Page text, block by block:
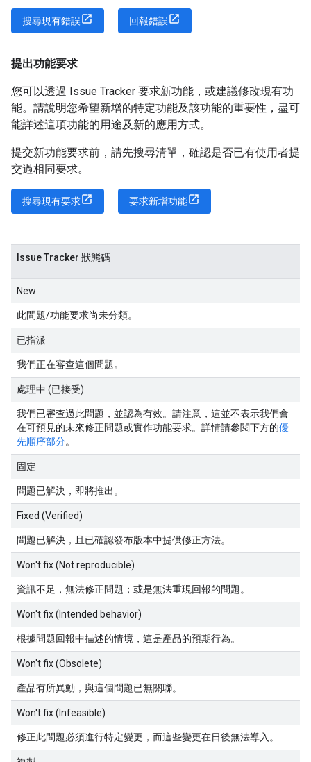
搜尋現有錯誤 回報錯誤
提出功能要求
您可以透過 Issue Tracker 要求新功能，或建議修改現有功
能。請說明您希望新增的特定功能及該功能的重要性，盡可
能詳述這項功能的用途及新的應用方式。
提交新功能要求前，請先搜尋清單，確認是否已有使用者提
交過相同要求。
搜尋現有要求 要求新增功能
Issue Tracker 狀態碼
New
此問題/功能要求尚未分類。
已指派
我們正在審查這個問題。
處理中 (已接受)
我們已審查過此問題，並認為有效。請注意，這並不表示我們會
在可預見的未來修正問題或實作功能要求。詳情請參閱下方的優
先順序部分。
固定
問題已解決，即將推出。
Fixed (Verified)
問題已解決，且已確認發布版本中提供修正方法。
Won't fix (Not reproducible)
資訊不足，無法修正問題；或是無法重現回報的問題。
Won't fix (Intended behavior)
根據問題回報中描述的情境，這是產品的預期行為。
Won't fix (Obsolete)
產品有所異動，與這個問題已無關聯。
Won't fix (Infeasible)
修正此問題必須進行特定變更，而這些變更在日後無法導入。